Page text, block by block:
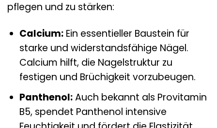
pflegen und zu stärken:
Calcium:Ein essentieller Baustein für
starke und widerstandsfähige Nägel.
Calcium hilft, die Nagelstruktur zu
festigen und Brüchigkeit vorzubeugen.
Panthenol:Auch bekannt als Provitamin
B5, spendet Panthenol intensive